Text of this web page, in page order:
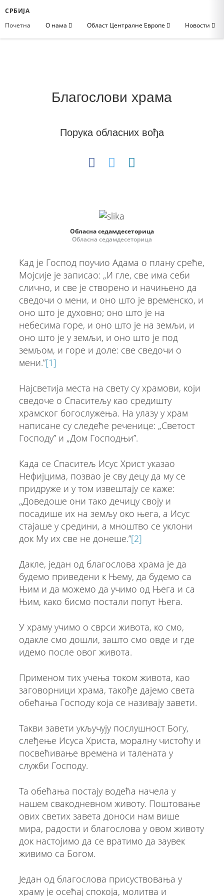
СРБИЈА
Почетна
О нама Област Централне Европе Новости
Благослови храма
Порука обласних вођа
Обласна седамдесеторица
Обласна седамдесеторица
Кад је Господ поучио Адама о плану среће,
Мојсије је записао: „И гле, све има себи
слично, и све је створено и начињено да
сведочи о мени, и оно што је временско, и
оно што је духовно; оно што је на
небесима горе, и оно што је на земљи, и
оно што је у земљи, и оно што је под
земљом, и горе и доле: све сведочи о
мени.”[1]
Најсветија места на свету су храмови, који
сведоче о Спаситељу као средишту
храмског богослужења. На улазу у храм
написане су следеће реченице: „Светост
Господу” и „Дом Господњи”.
Када се Спаситељ Исус Христ указао
Нефијцима, позвао је сву децу да му се
придруже и у том извештају се каже:
„Доведоше они тако дечицу своју и
посадише их на земљу око њега, а Исус
стајаше у средини, а мноштво се уклони
док Му их све не донеше.”[2]
Дакле, један од благослова храма је да
будемо приведени к Њему, да будемо са
Њим и да можемо да учимо од Њега и са
Њим, како бисмо постали попут Њега.
У храму учимо о сврси живота, ко смо,
одакле смо дошли, зашто смо овде и где
идемо после овог живота.
Применом тих учења током живота, као
заговорници храма, такође дајемо света
обећања Господу која се називају завети.
Такви завети укључују послушност Богу,
слеђење Исуса Христа, моралну чистоћу и
посвећивање времена и талената у
служби Господу.
Та обећања постају водећа начела у
нашем свакодневном животу. Поштовање
ових светих завета доноси нам више
мира, радости и благослова у овом животу
док настојимо да се вратимо да заувек
живимо са Богом.
Један од благослова присуствовања у
храму је осећај спокоја, молитва и